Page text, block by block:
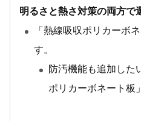
明るさと熱さ対策の両方で
「熱線吸収ポリカーボ
す。
防汚機能も追加した
ポリカーボネート板